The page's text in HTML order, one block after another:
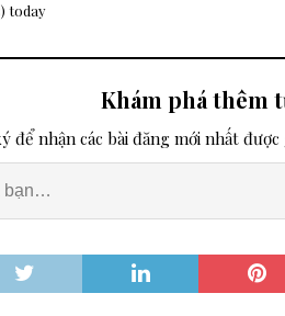
today
Khám phá thêm
để nhận các bài đăng mới nhất được